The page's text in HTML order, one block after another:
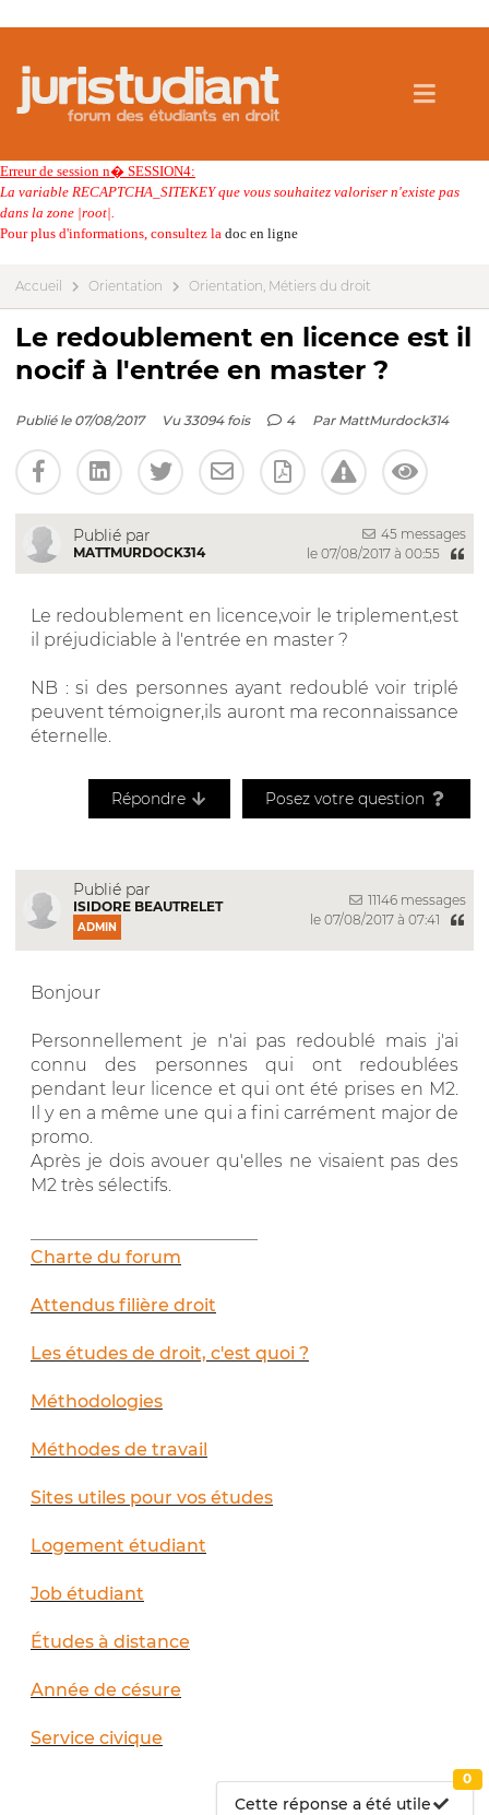
Erreur de session n� SESSION4:
La variable RECAPTCHA_SITEKEY que vous souhaitez valoriser n'existe pas
dans la zone |root|.
Pour plus d'informations, consultez la doc en ligne
Accueil Orientation Orientation, Métiers du droit
Le redoublement en licence est il
nocif à l'entrée en master ?
Publié le 07/08/2017 Vu 33094 fois 4 Par MattMurdock314
Publié par
MATTMURDOCK314
45 messages
le 07/08/2017 à 00:55
Le redoublement en licence,voir le triplement,est
il préjudiciable à l'entrée en master ?
NB : si des personnes ayant redoublé voir triplé
peuvent témoigner,ils auront ma reconnaissance
éternelle.
Répondre Posez votre question
Publié par
ISIDORE BEAUTRELET
ADMIN
11146 messages
le 07/08/2017 à 07:41
Bonjour
Personnellement je n'ai pas redoublé mais j'ai
connu des personnes qui ont redoublées
pendant leur licence et qui ont été prises en M2.
Il y en a même une qui a fini carrément major de
promo.
Après je dois avouer qu'elles ne visaient pas des
M2 très sélectifs.
Charte du forum
Attendus filière droit
Les études de droit, c'est quoi ?
Méthodologies
Méthodes de travail
Sites utiles pour vos études
Logement étudiant
Job étudiant
Études à distance
Année de césure
Service civique
Cette réponse a été utile
0